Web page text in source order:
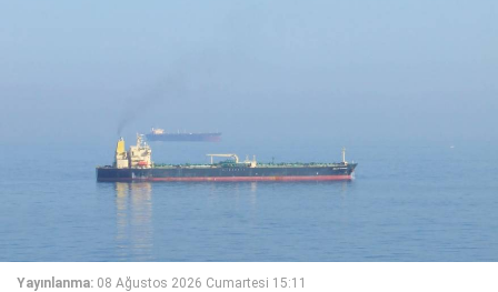
Yayınlanma: 08 Ağustos 2026 Cumartesi 15:11